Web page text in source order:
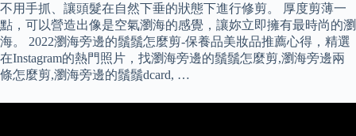
不用手抓、讓頭髮在自然下垂的狀態下進行修剪。 厚度剪薄一
點，可以營造出像是空氣瀏海的感覺，讓妳立即擁有最時尚的瀏
海。 2022瀏海旁邊的鬚鬚怎麼剪-保養品美妝品推薦心得，精選
在Instagram的熱門照片，找瀏海旁邊的鬚鬚怎麼剪,瀏海旁邊兩
條怎麼剪,瀏海旁邊的鬚鬚dcard, …